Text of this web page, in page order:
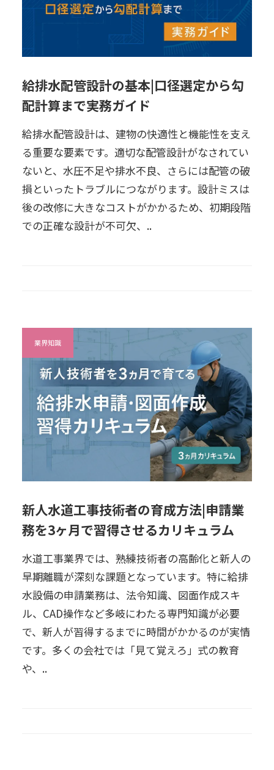
給排水配管設計の基本|口径選定から勾
配計算まで実務ガイド
給排水配管設計は、建物の快適性と機能性を支え
る重要な要素です。適切な配管設計がなされてい
ないと、水圧不足や排水不良、さらには配管の破
損といったトラブルにつながります。設計ミスは
後の改修に大きなコストがかかるため、初期段階
での正確な設計が不可欠、..
業界知識
新人水道工事技術者の育成方法|申請業
務を3ヶ月で習得させるカリキュラム
水道工事業界では、熟練技術者の高齢化と新人の
早期離職が深刻な課題となっています。特に給排
水設備の申請業務は、法令知識、図面作成スキ
ル、CAD操作など多岐にわたる専門知識が必要
で、新人が習得するまでに時間がかかるのが実情
です。多くの会社では「見て覚えろ」式の教育
や、..